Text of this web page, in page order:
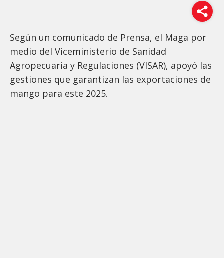
Según un comunicado de Prensa, el Maga por
medio del Viceministerio de Sanidad
Agropecuaria y Regulaciones (VISAR), apoyó las
gestiones que garantizan las exportaciones de
mango para este 2025.